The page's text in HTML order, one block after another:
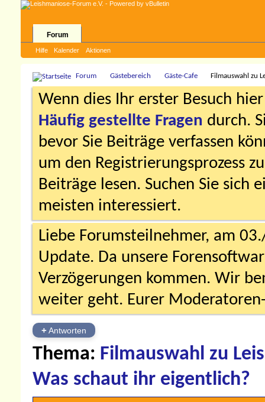
Forum
Hilfe Kalender Aktionen
Forum Gästebereich Gäste-Cafe Filmauswahl zu
Wenn dies Ihr erster Besuch
Häufig gestellte Fragen durch.
bevor Sie Beiträge verfassen
um den Registrierungsprozess
Beiträge lesen. Suchen Sie sich
meisten interessiert.
Liebe Forumsteilnehmer, am
Update. Da unsere
Verzögerungen kommen. Wir
weiter geht. Eurer
+Antworten
Thema: Filmauswahl zu
Was schaut ihr eigentlich?